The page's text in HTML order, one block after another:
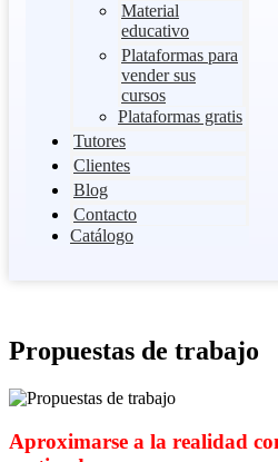
Material
educativo
Plataformas para
vender sus
cursos
Plataformas gratis
Tutores
Clientes
Blog
Contacto
Catálogo
Propuestas de trabajo
Aproximarse a la realidad